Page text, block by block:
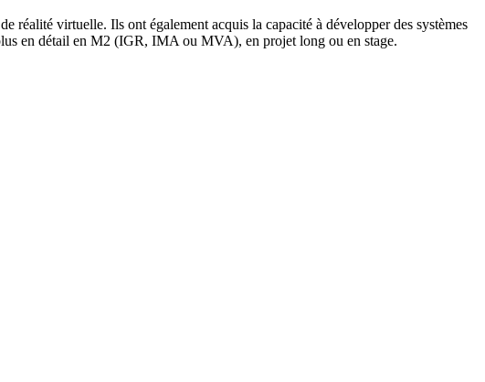
réalité virtuelle. Ils ont également acquis la capacité à développer des systèmes
en détail en M2 (IGR, IMA ou MVA), en projet long ou en stage.